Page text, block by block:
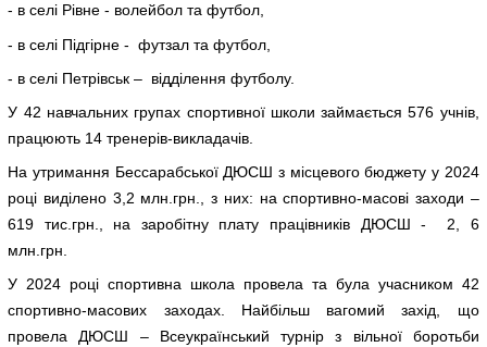
- в селі Рівне - волейбол та футбол,
- в селі Підгірне - футзал та футбол,
- в селі Петрівськ – відділення футболу.
У 42 навчальних групах спортивної школи займається 576 учнів,
працюють 14 тренерів-викладачів.
На утримання Бессарабської ДЮСШ з місцевого бюджету у 2024
році виділено 3,2 млн.грн., з них: на спортивно-масові заходи –
619 тис.грн., на заробітну плату працівників ДЮСШ - 2, 6
млн.грн.
У 2024 році спортивна школа провела та була учасником 42
спортивно-масових заходах. Найбільш вагомий захід, що
провела ДЮСШ – Всеукраїнський турнір з вільної боротьби